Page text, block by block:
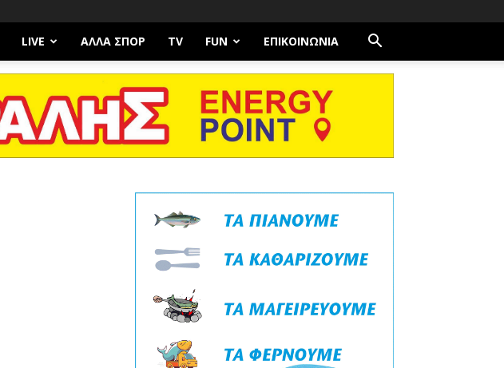
LIVE ΆΛΛΑ ΣΠΟΡ TV FUN ΕΠΙΚΟΙΝΩΝΊΑ